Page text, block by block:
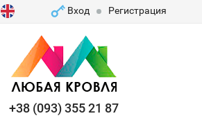
Вход Регистрация
+38 (093) 355 21 87